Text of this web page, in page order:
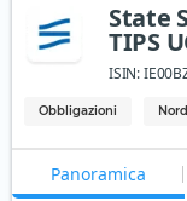
State
TIPS
ISIN:
Obbligazioni
Panoramica